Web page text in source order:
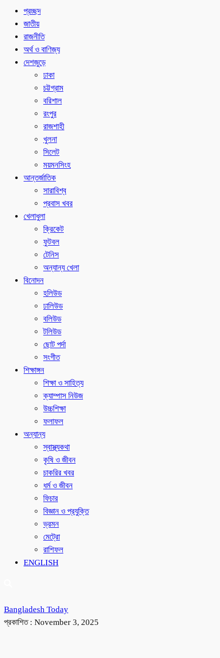
প্রচ্ছদ
জাতীয়
রাজনীতি
অর্থ ও বাণিজ্য
দেশজুড়ে
ঢাকা
চট্টগ্রাম
বরিশাল
রংপুর
রাজশাহী
খুলনা
সিলেট
ময়মনসিংহ
আন্তর্জাতিক
সারাবিশ্ব
প্রবাস খবর
খেলাধুলা
ক্রিকেট
ফুটবল
টেনিস
অন্যান্য খেলা
বিনোদন
হলিউড
ঢালিউড
বলিউড
টলিউড
ছোট পর্দা
সংগীত
শিক্ষাঙ্গন
শিক্ষা ও সাহিত্য
ক্যাম্পাস নিউজ
উচ্চশিক্ষা
ফলাফল
অন্যান্য
স্বাস্থ্যকথা
কৃষি ও জীবন
চাকরির খবর
ধর্ম ও জীবন
ফিচার
বিজ্ঞান ও প্রযুক্তি
ভ্রমন
মেট্রো
রাশিফল
ENGLISH
Bangladesh Today
প্রকাশিত : November 3, 2025